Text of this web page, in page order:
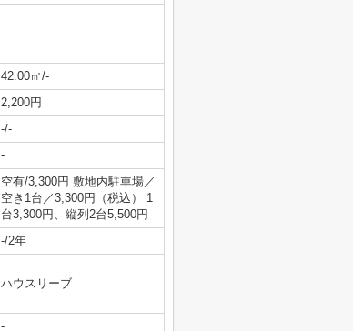
42.00㎡/-
2,200円
-/-
-
空有/3,300円 敷地内駐車場／
空き1台／3,300円（税込） 1
台3,300円、縦列2台5,500円
-/2年
ハウスリーブ
-